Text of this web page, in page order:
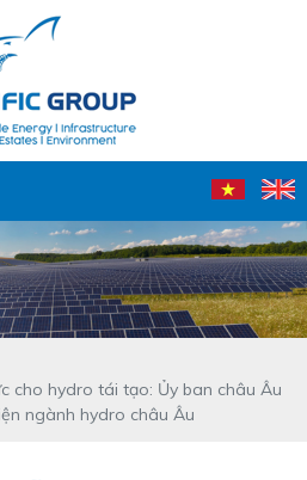
cho hydro tái tạo: Ủy ban châu Âu
ngành hydro châu Âu